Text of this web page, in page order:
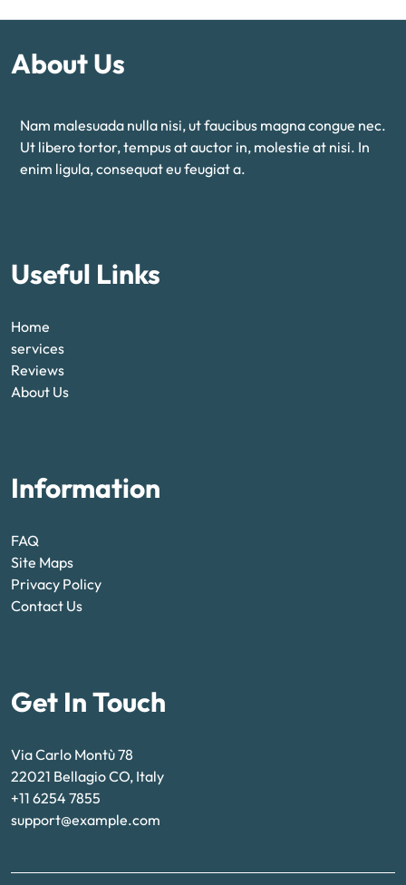
About Us
Nam malesuada nulla nisi, ut faucibus magna congue nec.
Ut libero tortor, tempus at auctor in, molestie at nisi. In
enim ligula, consequat eu feugiat a.
Useful Links
Home
services
Reviews
About Us
Information
FAQ
Site Maps
Privacy Policy
Contact Us
Get In Touch
Via Carlo Montù 78
22021 Bellagio CO, Italy
+11 6254 7855
support@example.com